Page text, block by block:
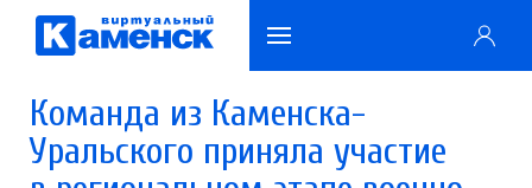
Команда из Каменска-
Уральского приняла участие